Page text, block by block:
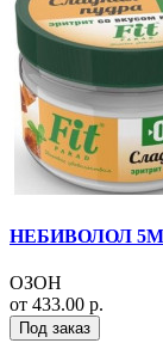
НЕБИВОЛОЛ
ОЗОН
от 433.00 р.
Под заказ